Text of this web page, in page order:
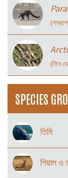
(তিন
SPECIES
তিমি
শিয়াল ও